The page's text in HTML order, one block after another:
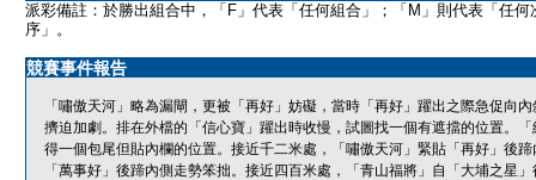
派彩備註：於勝出組合中，「F」代表「任何組合」；「M」則代表「任何
序」。
競賽事件報告
「嘯傲天河」略為漏閘，更被「再好」妨礙，當時「再好」躍出之際急促向
擠迫加劇。排在外檔的「信心寶」躍出時收慢，試圖找一個有遮擋的位置。
得一個包尾但貼內欄的位置。接近千二米處，「嘯傲天河」緊貼「再好」後
「萬事好」後蹄內側走勢笨拙。接近四百米處，「青山福將」自「大埔之星